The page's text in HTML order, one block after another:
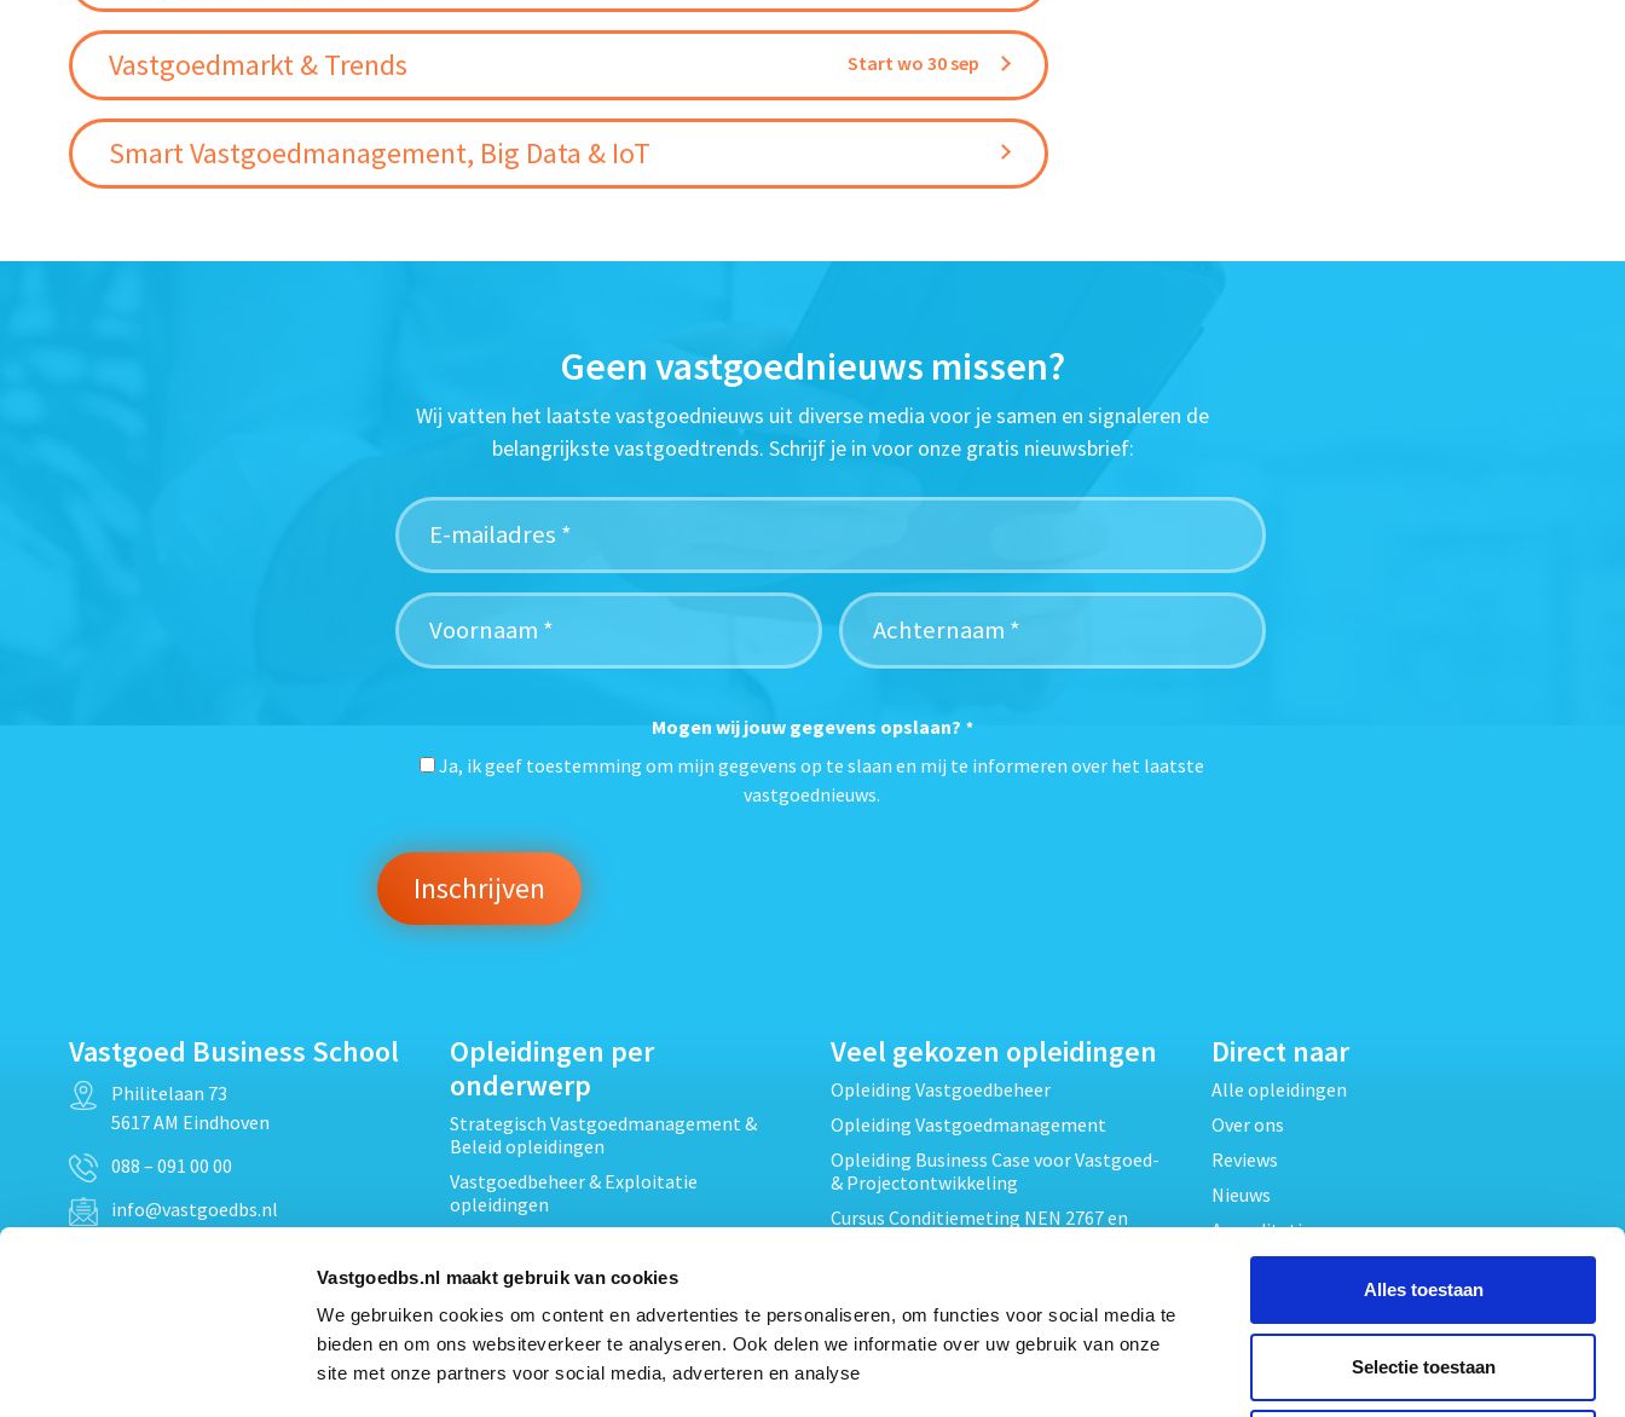
Vastgoedbs.nl maakt gebruik van cookies
We gebruiken cookies om content en advertenties te personaliseren, om functies voor social media te
bieden en om ons websiteverkeer te analyseren. Ook delen we informatie over uw gebruik van onze
site met onze partners voor social media, adverteren en analyse
Alles toestaan
Selectie toestaan
Vastgoedmarkt & Trends Start wo 30 sep
Smart Vastgoedmanagement, Big Data & IoT
Geen vastgoednieuws missen?
Wij vatten het laatste vastgoednieuws uit diverse media voor je samen en signaleren de
belangrijkste vastgoedtrends. Schrijf je in voor onze gratis nieuwsbrief:
Mogen wij jouw gegevens opslaan? *
Ja, ik geef toestemming om mijn gegevens op te slaan en mij te informeren over het laatste
vastgoednieuws.
Vastgoed Business School
Philitelaan 73
5617 AM Eindhoven
088 – 091 00 00
info@vastgoedbs.nl
Opleidingen per
onderwerp
Strategisch Vastgoedmanagement &
Beleid opleidingen
Vastgoedbeheer & Exploitatie
opleidingen
Projectontwikkeling &
Techniek, Onderhoud & Inspectie
Opleidingen
Verduurzaming en Energieprestatie
Veel gekozen opleidingen
Opleiding Vastgoedbeheer
Opleiding Vastgoedmanagement
Opleiding Business Case voor Vastgoed-
& Projectontwikkeling
Cursus Conditiemeting NEN 2767 en
Cursus EP-W Basis Woningen
Opleiding Professioneel VvE-beheer
Opleiding Projectleider Vastgoed
Direct naar
Alle opleidingen
Over ons
Reviews
Nieuws
Accreditaties
Algemene voorwaarden
Privacy verklaring